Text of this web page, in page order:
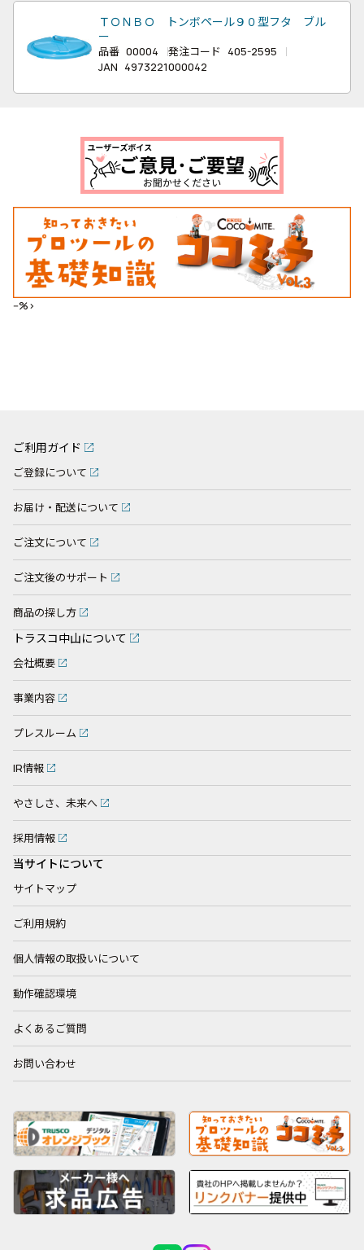
ＴＯＮＢＯ トンボペール９０型フタ ブル
ー
品番 00004 発注コード
405-2595
JAN 4973221000042
--%>
ご利用ガイド
ご登録について
お届け・配送について
ご注文について
ご注文後のサポート
商品の探し方
トラスコ中山について
会社概要
事業内容
プレスルーム
IR情報
やさしさ、未来へ
採用情報
当サイトについて
サイトマップ
ご利用規約
個人情報の取扱いについて
動作確認環境
よくあるご質問
お問い合わせ